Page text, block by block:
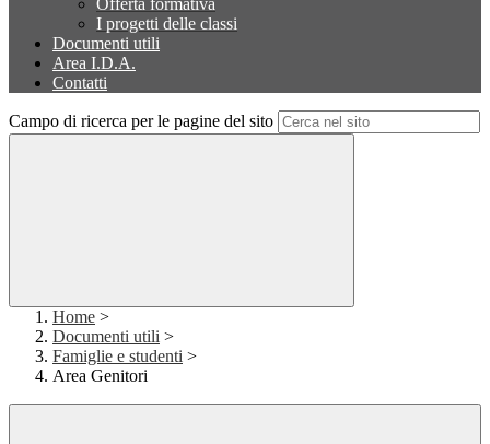
Offerta formativa
I progetti delle classi
Documenti utili
Area I.D.A.
Contatti
Campo di ricerca per le pagine del sito
Home >
Documenti utili >
Famiglie e studenti >
Area Genitori